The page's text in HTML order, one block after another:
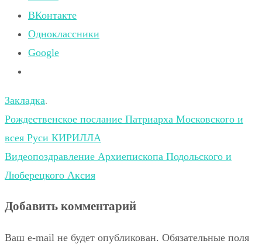
ВКонтакте
Одноклассники
Google
Закладка.
Рождественское послание Патриарха Московского и
всея Руси КИРИЛЛА
Видеопоздравление Архиепископа Подольского и
Люберецкого Аксия
Добавить комментарий
Ваш e-mail не будет опубликован. Обязательные поля